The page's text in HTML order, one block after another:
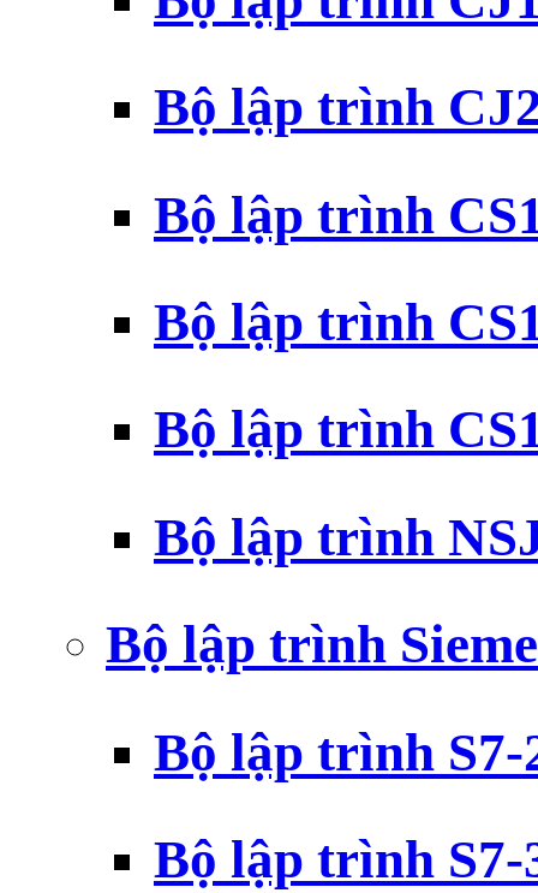
Bộ lập trình
Bộ lập trình
Bộ lập trình
Bộ lập trình
Bộ lập trình
Bộ lập trình
Bộ lập trình S7-
Bộ lập trình S7-